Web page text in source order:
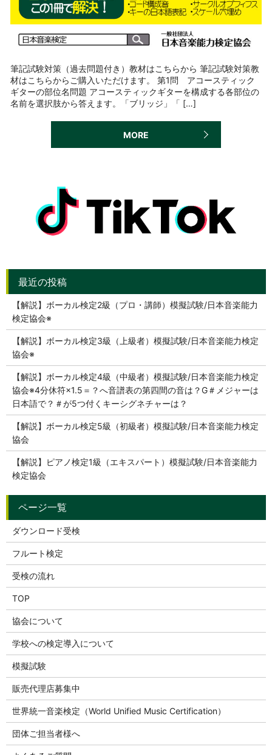
筆記試験対策（過去問題付き）教材はこちらから 筆記試験対策教
材はこちらからご購入いただけます。 第1問 アコースティック
ギターの部位名問題 アコースティックギターを構成する各部位の
名前を選択肢から答えます。「ブリッジ」「 […]
MORE
【解説】ボーカル検定2級（プロ・講師）模擬試験/日本音楽能力
検定協会※
【解説】ボーカル検定3級（上級者）模擬試験/日本音楽能力検定
協会※
【解説】ボーカル検定4級（中級者）模擬試験/日本音楽能力検定
協会※4分休符×1.5＝？へ音譜表の第四間の音は？G＃メジャーは
日本語で？＃が5つ付くキーシグネチャーは？
【解説】ボーカル検定5級（初級者）模擬試験/日本音楽能力検定
協会
【解説】ピアノ検定1級（エキスパート）模擬試験/日本音楽能力
検定協会
ダウンロード受検
フルート検定
受検の流れ
TOP
協会について
学校への検定導入について
模擬試験
販売代理店募集中
世界統一音楽検定（World Unified Music Certification）
団体ご担当者様へ